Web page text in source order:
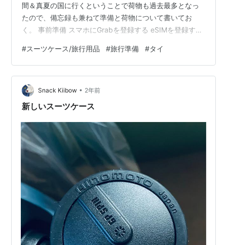
間＆真夏の国に行くということで荷物も過去最多となっ
たので、備忘録も兼ねて準備と荷物について書いてお
く。 事前準備 スマホにGrabを登録する eSIMを登録する
体制 服 洗濯について プールグッズ あると便利 いつもの
旅の持ち物 事前準備 タイに行くのはなんと7年ぶり！コ
ロナ以降、行き慣れた国（台湾、韓国、香港）しか行っ
ていなかったのでどきどき。久しぶりにいろいろ調べて
下準備しておきました。 スマホにGrabを登録する 東南
#スーツケース/旅行用品 #旅行準備 #タイ
Snack Kiibow • 2年前
新しいスーツケース